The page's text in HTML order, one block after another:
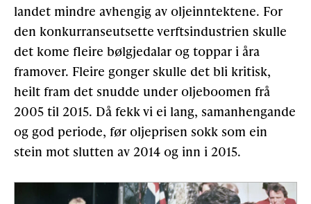
landet mindre avhengig av oljeinntektene. For
den konkurranseutsette verftsindustrien skulle
det kome fleire bølgjedalar og toppar i åra
framover. Fleire gonger skulle det bli kritisk,
heilt fram det snudde under oljeboomen frå
2005 til 2015. Då fekk vi ei lang, samanhengande
og god periode, før oljeprisen sokk som ein
stein mot slutten av 2014 og inn i 2015.